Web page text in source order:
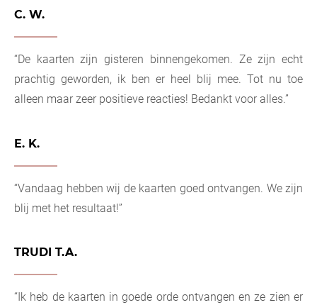
C. W.
“De kaarten zijn gisteren binnengekomen. Ze zijn echt
prachtig geworden, ik ben er heel blij mee. Tot nu toe
alleen maar zeer positieve reacties! Bedankt voor alles.”
E. K.
“Vandaag hebben wij de kaarten goed ontvangen. We zijn
blij met het resultaat!”
TRUDI T.A.
“Ik heb de kaarten in goede orde ontvangen en ze zien er